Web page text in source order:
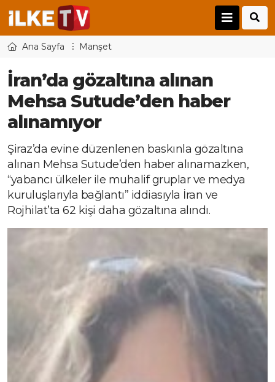
Ana Sayfa Manşet
İran’da gözaltına alınan
Mehsa Sutude’den haber
alınamıyor
Şiraz’da evine düzenlenen baskınla gözaltına
alınan Mehsa Sutude’den haber alınamazken,
“yabancı ülkeler ile muhalif gruplar ve medya
kuruluşlarıyla bağlantı” iddiasıyla İran ve
Rojhilat’ta 62 kişi daha gözaltına alındı.